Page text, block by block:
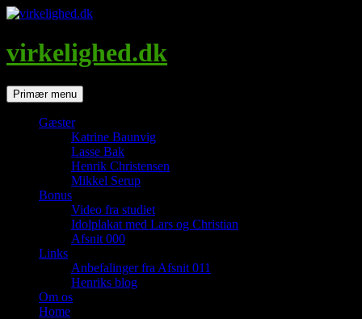
Hop
indhold
virkelighed.dk
SøgPrimær menu
Gæster
Katrine Baunvig
Lasse Bak
Henrik Christensen
Mikkel Serup
Bonus
Video fra studiet
Idolplakat med Lars og Christian
Afsnit 000
Links
Anbefalinger fra Afsnit 011
Henriks blog
Om os
Home